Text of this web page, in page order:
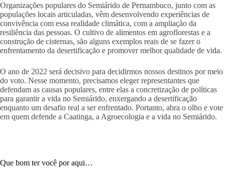
Organizações populares do Semiárido de Pernambuco, junto com as
populações locais articuladas, vêm desenvolvendo experiências de
convivência com essa realidade climática, com a ampliação da
resiliência das pessoas. O cultivo de alimentos em agroflorestas e a
construção de cisternas, são alguns exemplos reais de se fazer o
enfrentamento da desertificação e promover melhor qualidade de vida.
O ano de 2022 será decisivo para decidirmos nossos destinos por meio
do voto. Nesse momento, precisamos eleger representantes que
defendam as causas populares, entre elas a concretização de políticas
para garantir a vida no Semiárido, enxergando a desertificação
enquanto um desafio real a ser enfrentado. Portanto, abra o olho e vote
em quem defende a Caatinga, a Agroecologia e a vida no Semiárido.
Que bom ter você por aqui…